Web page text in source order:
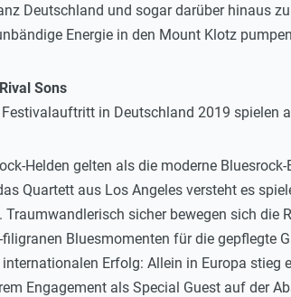
Deutschland und sogar darüber hinaus
Energie in den Mount Klotz
Sons
in Deutschland 2019 spielen
Helden gelten als die moderne
Quartett aus Los Angeles versteht es
Traumwandlerisch sicher bewegen sich die
Bluesmomenten für die gepflegte
Erfolg: Allein in Europa
Engagement als Special Guest auf der